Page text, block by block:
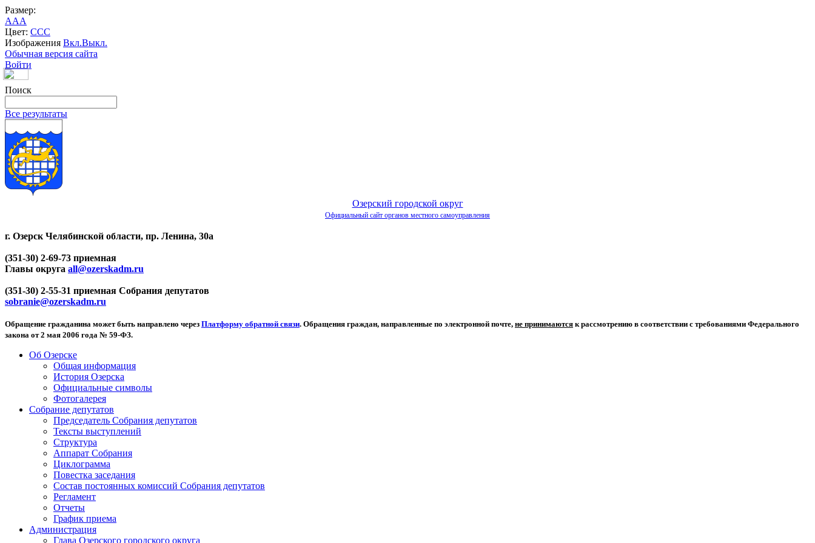
Размер:
AAA
Цвет: CCC
Изображения Вкл.Выкл.
Обычная версия сайта
Войти
Поиск
Все результаты
Озерский городской округ
Официальный сайт органов местного самоуправления
г. Озерск Челябинской области, пр. Ленина, 30а
(351-30) 2-69-73 приемная
Главы округа all@ozerskadm.ru
(351-30) 2-55-31 приемная Собрания депутатов
sobranie@ozerskadm.ru
Обращение гражданина может быть направлено через Платформу обратной связи. Обращения граждан, направленные по электронной почте, не принимаются к рассмотрению в соответствии с требованиями Федерального
закона от 2 мая 2006 года № 59-ФЗ.
Об Озерске
Общая информация
История Озерска
Официальные символы
Фотогалерея
Собрание депутатов
Председатель Собрания депутатов
Тексты выступлений
Структура
Аппарат Собрания
Циклограмма
Повестка заседания
Состав постоянных комиссий Собрания депутатов
Регламент
Отчеты
График приема
Администрация
Глава Озерского городского округа